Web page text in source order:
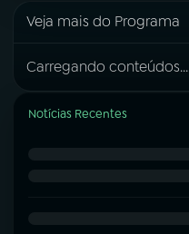
Veja mais do Programa
Carregando conteúdos...
Notícias Recentes